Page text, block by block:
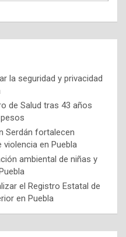
la seguridad y privacidad
de Salud tras 43 años
Serdán fortalecen
en Puebla
ambiental de niñas y
el Registro Estatal de
en Puebla